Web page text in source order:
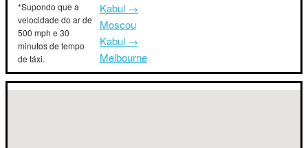
*Supondo que a
velocidade do ar de
500 mph e 30
minutos de tempo
de táxi.
Kabul →
Moscou
Kabul →
Melbourne